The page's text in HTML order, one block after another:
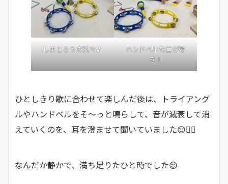
しまじろうの歌で🎵
ハンドベルの音が好
き！
ひとしきり歌に合わせて楽しんだ後は、トライアング
ルやハンドベルをそ～っと鳴らして、音が減衰して消
えていくのを、耳を澄ませて聞いていました😌👂🏼
なんだか静かで、満ち足りたひと時でした😌